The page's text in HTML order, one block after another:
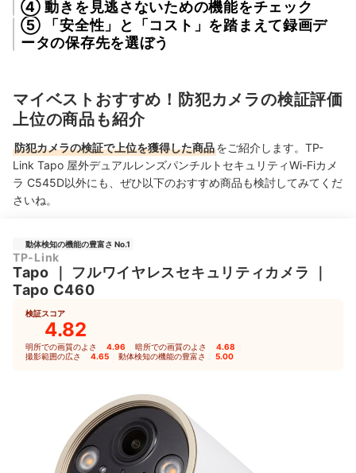
④ 動きを見逃さないための機能をチェック
⑤ 「安全性」と「コスト」を踏まえて録画デ
ータの保存先を選ぼう
マイベストおすすめ！防犯カメラの検証評価
上位の商品も紹介
防犯カメラの検証で上位を獲得した商品をご紹介します。TP-
Link Tapo 屋外デュアルレンズパンチルトセキュリティWi-Fiカメ
ラ C545D以外にも、ぜひ以下のおすすめ商品も検討してみてくだ
さいね。
動体検知の機能の豊富さ No.1
TP-Link
Tapo フルワイヤレスセキュリティカメラ
Tapo C460
検証スコア
4.82
明所での画質のよさ 4.96 暗所での画質のよさ 4.68
撮影範囲の広さ 4.65 動体検知の機能の豊富さ 5.00